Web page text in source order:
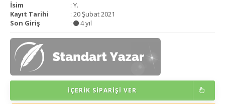
KURUMSAL
İsim
: Y.
Kayıt Tarihi
: 20 Şubat 2021
Son Giriş
: 4 yıl
İÇERIK SIPARIŞI VER